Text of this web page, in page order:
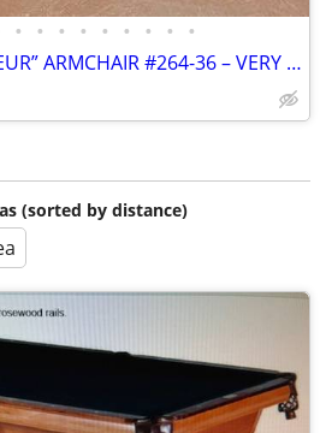
• • • • • • • • •
EJ VICTOR “CONNOISSEUR” ARMCHAIR #264-36 – VERY GOOD COND.,ORIG. OWNER
(sorted by distance)